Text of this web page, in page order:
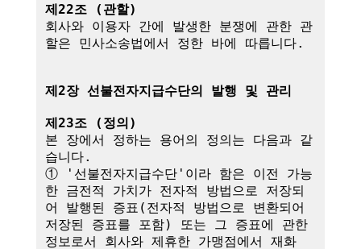
제22조 (관할)
회사와 이용자 간에 발생한 분쟁에 관한 관
할은 민사소송법에서 정한 바에 따릅니다.
제2장 선불전자지급수단의 발행 및 관리
제23조 (정의)
본 장에서 정하는 용어의 정의는 다음과 같
습니다.
① '선불전자지급수단'이라 함은 이전 가능
한 금전적 가치가 전자적 방법으로 저장되
어 발행된 증표(전자적 방법으로 변환되어
저장된 증표를 포함) 또는 그 증표에 관한
정보로서 회사와 제휴한 가맹점에서 재화